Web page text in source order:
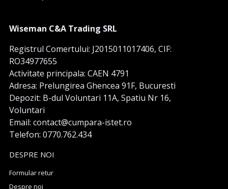
Wiseman C&A Trading SRL
Registrul Comertului: J2015011017406, CIF:
RO34977655
Activitate principala: CAEN 4791
Adresa: Prelungirea Ghencea 91F, Bucuresti
Depozit: B-dul Voluntari 11A, Spatiu Nr 16,
Voluntari
Email: contact@cumpara-istet.ro
Telefon: 0770.762.434
DESPRE NOI
Formular retur
Despre noi